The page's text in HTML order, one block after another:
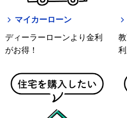
マイカーローン
ディーラーローンより金利
がお得！